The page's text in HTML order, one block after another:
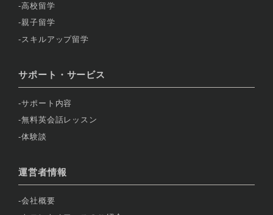
高校留学
親子留学
スキルアップ留学
サポート・サービス
サポート内容
無料英会話レッスン
体験談
運営者情報
会社概要